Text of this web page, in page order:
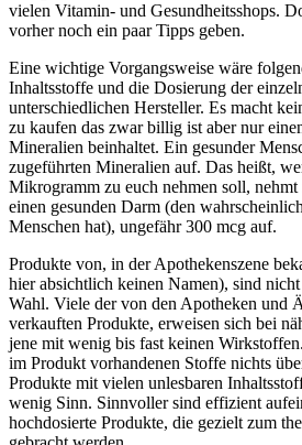
vielen Vitamin- und Gesundheitsshops.
vorher noch ein paar Tipps geben.
Eine wichtige Vorgangsweise wäre
Inhaltsstoffe und die Dosierung der
unterschiedlichen Hersteller. Es macht
zu kaufen das zwar billig ist aber nur
Mineralien beinhaltet. Ein gesunder
zugeführten Mineralien auf. Das heißt,
Mikrogramm zu euch nehmen soll,
einen gesunden Darm (den
Menschen hat), ungefähr 300 mcg auf.
Produkte von, in der Apothekenszene
hier absichtlich keinen Namen), sind
Wahl. Viele der von den Apotheken und
verkauften Produkte, erweisen sich bei
jene mit wenig bis fast keinen
im Produkt vorhandenen Stoffe nichts
Produkte mit vielen unlesbaren
wenig Sinn. Sinnvoller sind effizient
hochdosierte Produkte, die gezielt zum